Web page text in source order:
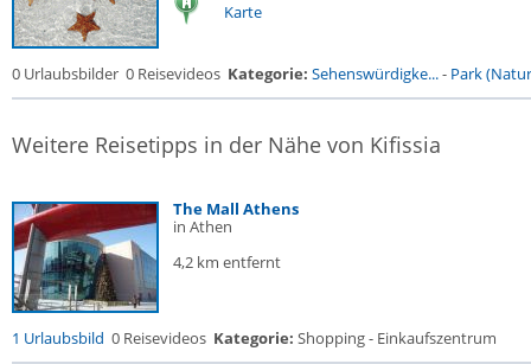
Karte
0 Urlaubsbilder 0 Reisevideos Kategorie: Sehenswürdigke...- Park
Weitere Reisetipps in der Nähe von Kifissia
The Mall Athens
in Athen
4,2 km entfernt
1 Urlaubsbild 0 Reisevideos Kategorie: Shopping - Einkaufszentrum